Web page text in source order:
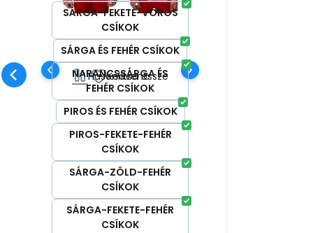
SÁRGA-FEKETE-VÖRÖS
CSÍKOK
SÁRGA ÉS FEHÉR CSÍKOK
NARANCSSÁRGA ÉS
FEHÉR CSÍKOK
PIROS ÉS FEHÉR CSÍKOK
PIROS-FEKETE-FEHÉR
CSÍKOK
SÁRGA-ZÖLD-FEHÉR
CSÍKOK
SÁRGA-FEKETE-FEHÉR
CSÍKOK
Kedvenc
Hasonlítsa össze
fizikai aktivitáshoz. #
funkcionális | antibakteriális
| gyorsan száradó |
vasalatlan |
szennyeződésálló #